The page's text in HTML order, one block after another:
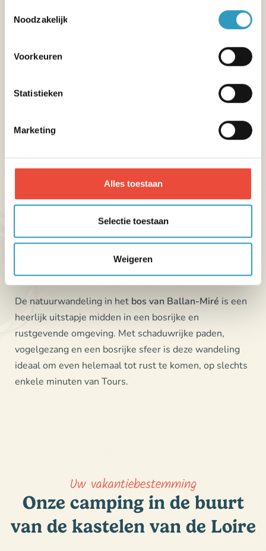
Noodzakelijk
Voorkeuren
Statistieken
Marketing
Alles toestaan
Selectie toestaan
Weigeren
Natuurwandeling in het bos van Ballan-
Miré
Op 13 minuten fietsen van camping La Mignardière
De natuurwandeling in het bos van Ballan-Miré is een
heerlijk uitstapje midden in een bosrijke en
rustgevende omgeving. Met schaduwrijke paden,
vogelgezang en een bosrijke sfeer is deze wandeling
ideaal om even helemaal tot rust te komen, op slechts
enkele minuten van Tours.
Uw vakantiebestemming
Onze camping in de buurt
van de kastelen van de Loire